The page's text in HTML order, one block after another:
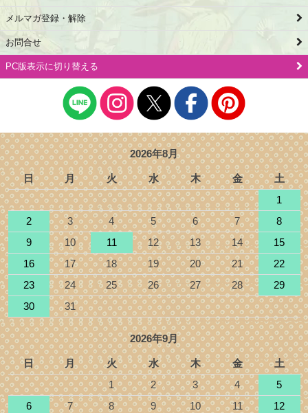
メルマガ登録・解除
お問合せ
PC版表示に切り替える
2026年8月
日 月 火 水 木 金
土
1
2
3 4 5 6 7
8
9
10 11 12 13 14
15
16
17 18 19 20 21
22
23
24 25 26 27 28
29
30
31
2026年9月
日 月 火 水 木 金
土
1
2 3 4
5
6
7 8 9 10 11
12